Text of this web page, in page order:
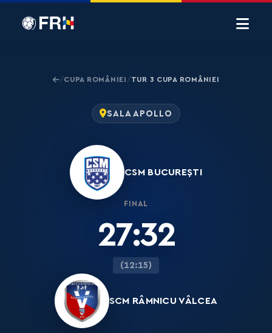
/CUPA ROMÂNIEI /TUR 3 CUPA ROMÂNIEI
SALA APOLLO
CSM BUCUREȘTI
FINAL
27:32
(12:15)
SCM RÂMNICU VÂLCEA